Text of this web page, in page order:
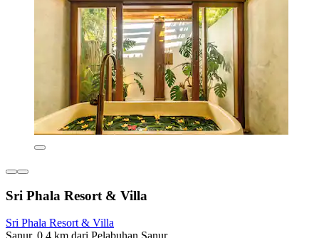
Sri Phala Resort & Villa
Sri Phala Resort & Villa